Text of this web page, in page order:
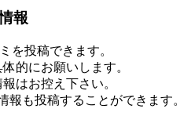
報
を投稿できます。
的にお願いします。
はお控え下さい。
も投稿することができます。